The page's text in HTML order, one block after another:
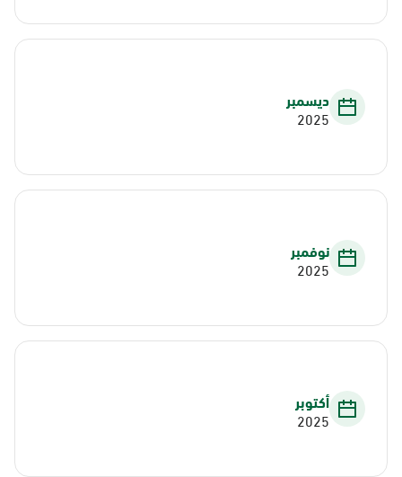
ديسمبر
2025
نوفمبر
2025
أكتوبر
2025